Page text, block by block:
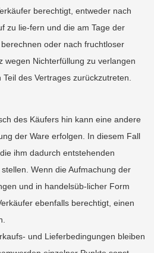
berechtigt, entweder nach
zu lie-fern und die am Tage der
oder nach fruchtloser
wegen Nichterfüllung zu verlangen
des Vertrages zurückzutreten.
des Käufers hin kann eine andere
der Ware erfolgen. In diesem Fall
ihm dadurch entstehenden
Wenn die Aufmachung der
und in handelsüb-licher Form
ebenfalls berechtigt, einen
und Lieferbedingungen bleiben